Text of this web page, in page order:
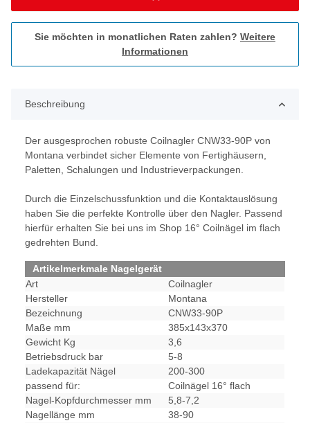
Sie möchten in monatlichen Raten zahlen? Weitere
Informationen
Beschreibung
Der ausgesprochen robuste Coilnagler CNW33-90P von
Montana verbindet sicher Elemente von Fertighäusern,
Paletten, Schalungen und Industrieverpackungen.
Durch die Einzelschussfunktion und die Kontaktauslösung
haben Sie die perfekte Kontrolle über den Nagler. Passend
hierfür erhalten Sie bei uns im Shop 16° Coilnägel im flach
gedrehten Bund.
Artikelmerkmale Nagelgerät
Art
Coilnagler
Hersteller
Montana
Bezeichnung
CNW33-90P
Maße mm
385x143x370
Gewicht Kg
3,6
Betriebsdruck bar
5-8
Ladekapazität Nägel
200-300
passend für:
Coilnägel 16° flach
Nagel-Kopfdurchmesser mm
5,8-7,2
Nagellänge mm
38-90